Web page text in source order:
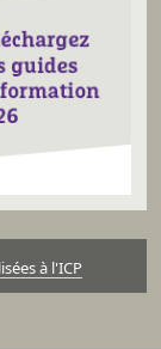
à l'ICP